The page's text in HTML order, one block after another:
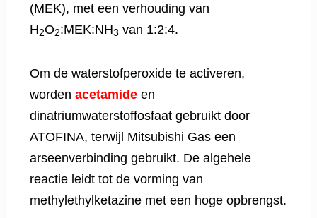
(MEK), met een verhouding van
H2O2:MEK:NH3 van 1:2:4.
Om de waterstofperoxide te activeren,
worden acetamide en
dinatriumwaterstoffosfaat gebruikt door
ATOFINA, terwijl Mitsubishi Gas een
arseenverbinding gebruikt. De algehele
reactie leidt tot de vorming van
methylethylketazine met een hoge opbrengst.